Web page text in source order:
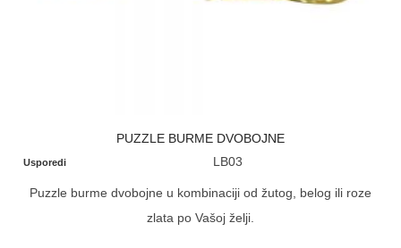
PUZZLE BURME DVOBOJNE
Usporedi LB03
Puzzle burme dvobojne u kombinaciji od žutog, belog ili roze
zlata po Vašoj želji.